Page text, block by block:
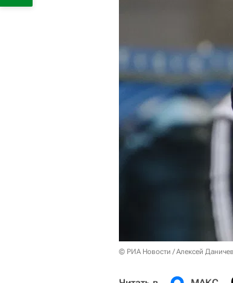
© РИА Новости / Алексей Даничев